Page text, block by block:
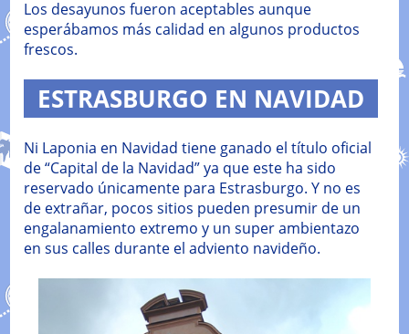
Los desayunos fueron aceptables aunque
esperábamos más calidad en algunos productos
frescos.
ESTRASBURGO EN NAVIDAD
Ni Laponia en Navidad tiene ganado el título oficial
de “Capital de la Navidad” ya que este ha sido
reservado únicamente para Estrasburgo. Y no es
de extrañar, pocos sitios pueden presumir de un
engalanamiento extremo y un super ambientazo
en sus calles durante el adviento navideño.